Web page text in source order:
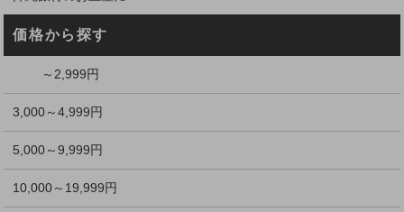
価格から探す
～2,999円
3,000～4,999円
5,000～9,999円
10,000～19,999円